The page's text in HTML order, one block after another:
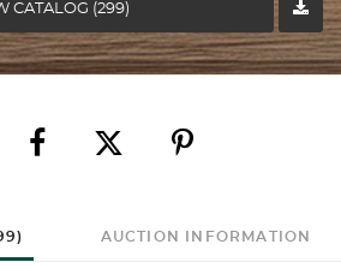
CATALOG (299)
AUCTION INFORMATION